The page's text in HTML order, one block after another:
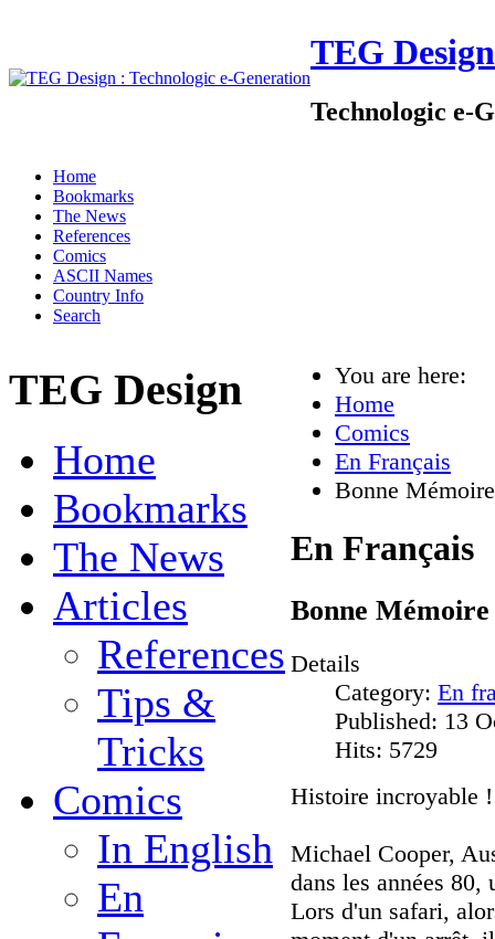
TEG Design
Technologic e-
Home
Bookmarks
The News
References
Comics
ASCII Names
Country Info
Search
TEG Design
Home
Bookmarks
The News
Articles
References
Tips &
Tricks
Comics
In English
En
You are here:
Home
Comics
En Français
Bonne Mémoire
En Français
Bonne Mémoire
Details
Category: En
Published: 13
Hits: 5729
Histoire incroyable !
Michael Cooper,
dans les années
Lors d'un safari,